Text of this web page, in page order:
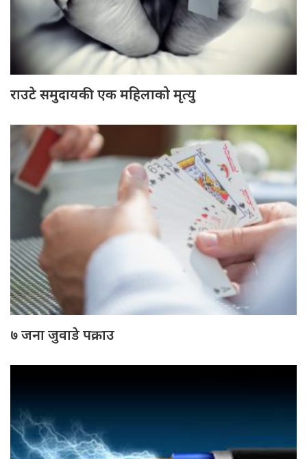
राउटे समुदायकी एक महिलाको मृत्यु
७ जना जुवाडे पक्राउ